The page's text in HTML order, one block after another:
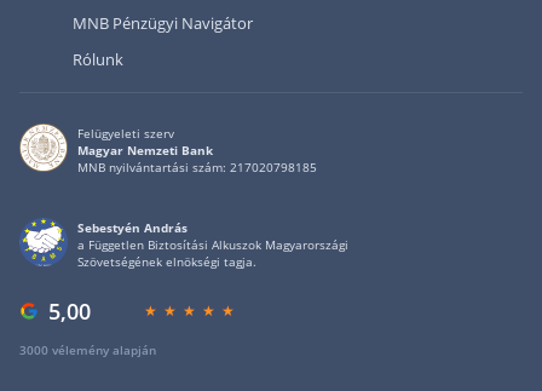
MNB Pénzügyi Navigátor
Rólunk
Felügyeleti szerv
Magyar Nemzeti Bank
MNB nyilvántartási szám: 217020798185
Sebestyén András
a Független Biztosítási Alkuszok Magyarországi
Szövetségének elnökségi tagja.
5,00
3000 vélemény alapján